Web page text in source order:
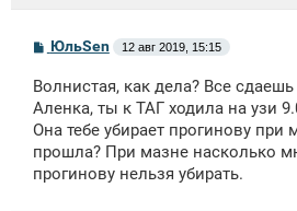
С
б
щ
н
и
ЮльSen 12 авг 2019, 15:15
Волнистая, как дела? Все сдаешь
Аленка, ты к ТАГ ходила на узи
Она тебе убирает прогинову при
прошла? При мазне насколько
прогинову нельзя убирать.